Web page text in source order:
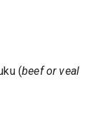
(beef or veal